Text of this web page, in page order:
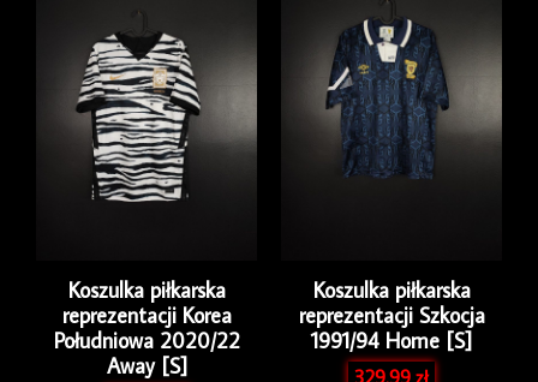
Koszulka piłkarska
reprezentacji Korea
Południowa 2020/22
Away [S]
Koszulka piłkarska
reprezentacji Szkocja
1991/94 Home [S]
329.99zł